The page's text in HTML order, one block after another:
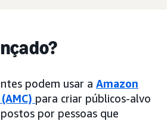
podem usar a Amazon
para criar públicos-alvo
por pessoas que